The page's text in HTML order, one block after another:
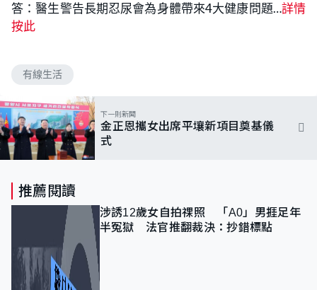
答：醫生警告長期忍尿會為身體帶來4大健康問題…詳情
按此
有線生活
下一則新聞
金正恩攜女出席平壤新項目奠基儀
式
推薦閱讀
涉誘12歲女自拍祼照 「A0」男捱足年
半冤獄 法官推翻裁決：抄錯標點